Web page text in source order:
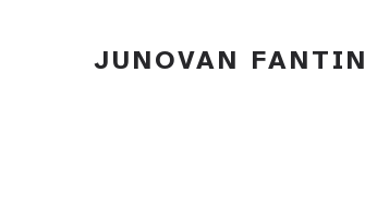
JUNOVAN FANTIN